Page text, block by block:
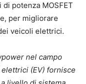
potenza MOSFET
per migliorare
veicoli elettrici.
nel campo
(EV) fornisce